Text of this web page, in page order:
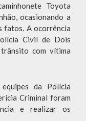
Toyota
ocasionando a
fatos. A ocorrência
Civil de Dois
com vítima
da Polícia
Criminal foram
e realizar os